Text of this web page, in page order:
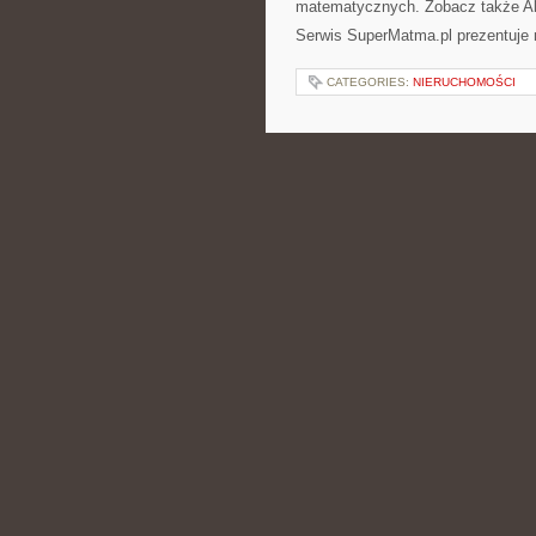
matematycznych. Zobacz także
Serwis SuperMatma.pl
CATEGORIES: NIERUCHOMOŚCI